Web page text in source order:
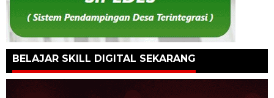
BELAJAR SKILL DIGITAL SEKARANG